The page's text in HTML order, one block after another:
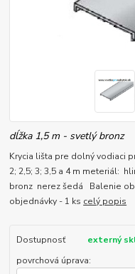
dĺžka 1,5 m - svetlý bronz
Krycia lišta pre dolný vodiaci
2; 2,5; 3; 3,5 a 4 m meteriál:
bronz nerez šedá Balenie
objednávky - 1 ks celý popis
Dostupnosť
externý
povrchová úprava: